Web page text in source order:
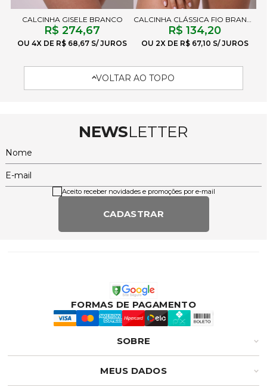
CALCINHA GISELE BRANCO
R$ 274,67
4X R$ 68,67
CALCINHA CLÁSSICA FIO BRANCO
R$ 134,20
2X R$ 67,10
VOLTAR AO TOPO
NEWSLETTER
Nome
E-mail
CADASTRAR
Aceito receber novidades e promoções por e-mail
FORMAS DE PAGAMENTO
SOBRE
MEUS DADOS